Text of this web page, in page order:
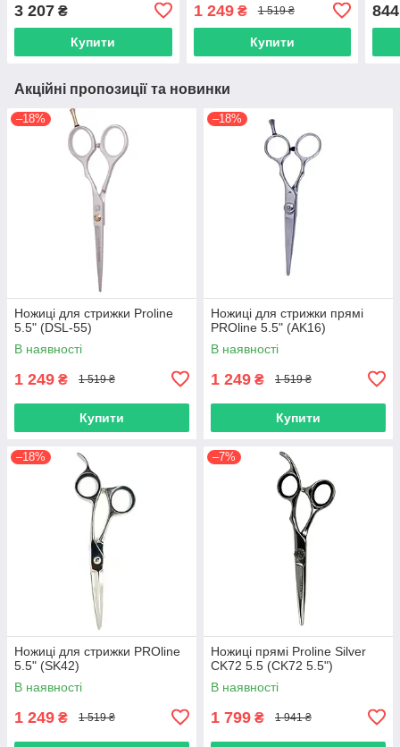
3 207 ₴
Купити
1 249₴ 1 519 ₴
Купити
844
Акційні пропозиції та новинки
–18%
Ножиці для стрижки Proline
5.5" (DSL-55)
В наявності
1 249 ₴ 1 519 ₴
Купити
–18%
Ножиці для стрижки прямі
PROline 5.5" (AK16)
В наявності
1 249 ₴ 1 519 ₴
Купити
–18%
Ножиці для стрижки PROline
5.5" (SK42)
В наявності
1 249 ₴ 1 519 ₴
–7%
Ножиці прямі Proline Silver
CK72 5.5 (CK72 5.5")
В наявності
1 799 ₴ 1 941 ₴